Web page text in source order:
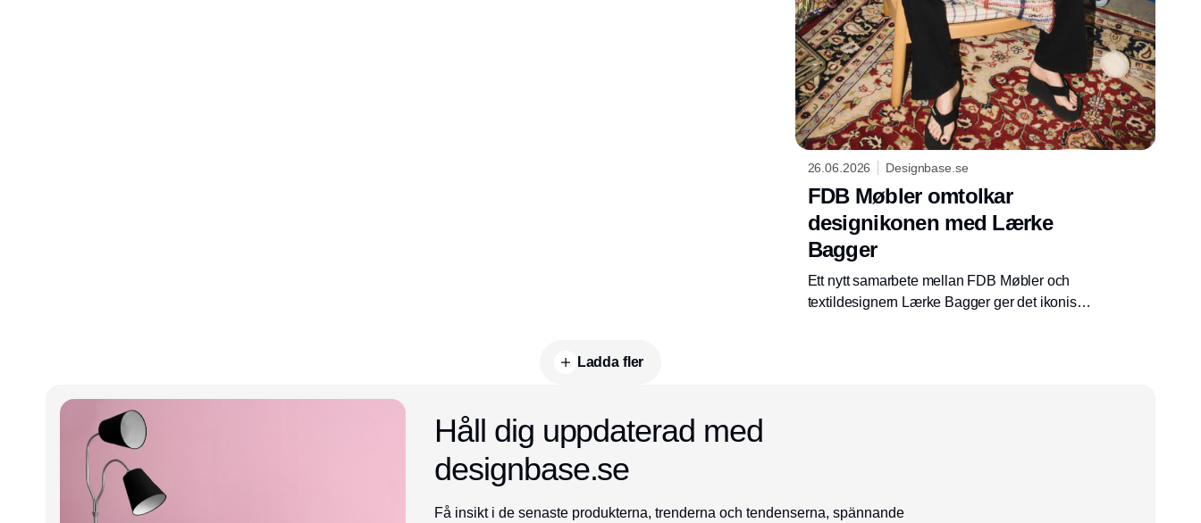
26.06.2026 Designbase.se
FDB Møbler omtolkar
designikonen med Lærke
Bagger
Ett nytt samarbete mellan FDB Møbler och
textildesignern Lærke Bagger ger det ikoniska
Ladda fler
Håll dig uppdaterad med
designbase.se
Få insikt i de senaste produkterna, trenderna och tendenserna, spännande